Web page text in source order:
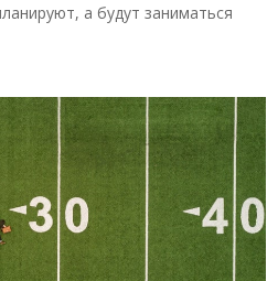
а будут заниматься